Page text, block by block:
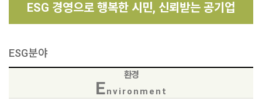
ESG 경영으로 행복한 시민, 신뢰받는 공기업
ESG분야
환경
Environment